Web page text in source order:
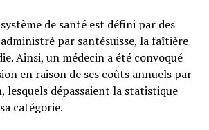
de santé est défini par des
par santésuisse, la faîtière
Ainsi, un médecin a été convoqué
en raison de ses coûts annuels par
lesquels dépassaient la statistique
catégorie.